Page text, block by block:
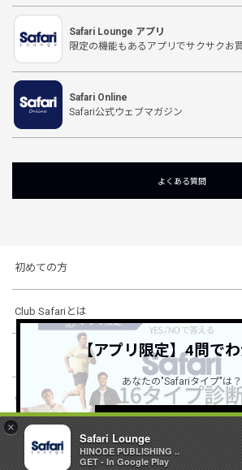
×
Safari Lounge
HINODE PUBLISHING ..
GET - In Google Play
Safari Lounge アプリ
限定の機能もあるアプリでサクサクお
Safari Online
Safari公式ウェブマガジン
よくある質問
初めての方
Club Safariとは
ショッピングガイド
会社概要・規約
© 1996-2026 HINODE PUBLISHING co., ltd. All
【アプリ限定】4問で
あなたの"Safariタイプ"は？
詳しくはこちら ＞